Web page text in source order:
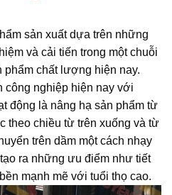
sản xuất dựa trên những
và cải tiến trong một chuỗi
chất lượng hiện nay.
công nghiệp hiện nay với
động là nâng hạ sản phẩm từ
theo chiều từ trên xuống và từ
trên dầm một cách nhạy
ra những ưu điểm như tiết
mạnh mẽ với tuổi thọ cao.